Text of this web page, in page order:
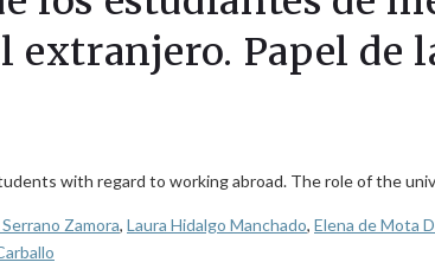
extranjero. Papel de
with regard to working abroad. The role of the
Zamora, Laura Hidalgo Manchado, Elena de Mota